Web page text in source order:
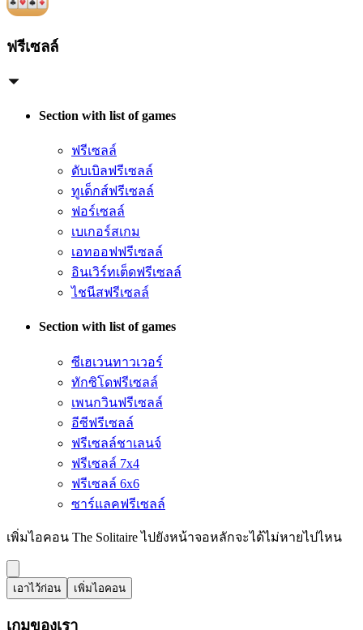
ฟรีเซลล์
Section with list of games
ฟรีเซลล์
ดับเบิลฟรีเซลล์
ทูเด็กส์ฟรีเซลล์
ฟอร์เซลล์
เบเกอร์สเกม
เอทออฟฟรีเซลล์
อินเวิร์ทเต็ดฟรีเซลล์
ไชนีสฟรีเซลล์
Section with list of games
ซีเฮเวนทาวเวอร์
ทักซิโดฟรีเซลล์
เพนกวินฟรีเซลล์
อีซีฟรีเซลล์
ฟรีเซลล์ชาเลนจ์
ฟรีเซลล์ 7x4
ฟรีเซลล์ 6x6
ซาร์แลคฟรีเซลล์
เพิ่มไอคอน The Solitaire ไปยังหน้าจอหลักจะได้ไม่หายไปไหน
เอาไว้ก่อน เพิ่มไอคอน
เกมของเรา